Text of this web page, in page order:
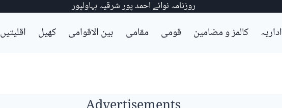
روزنامہ نوائے احمد پور شرقیہ بہاولپور
اداریہ کالمز و مضامین قومی مقامی بین الاقوامی کھیل اقلیتیں